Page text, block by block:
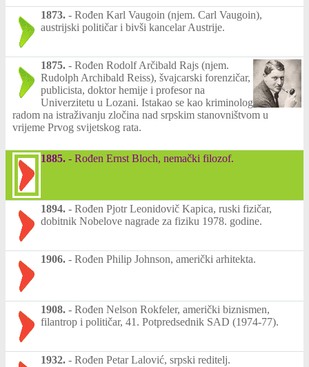
1873. - Rođen Karl Vaugoin (njem. Carl Vaugoin),
austrijski političar i bivši kancelar Austrije.
1875. - Rođen Rodolf Arčibald Rajs (njem.
Rudolph Archibald Reiss), švajcarski forenzičar,
publicista, doktor hemije i profesor na
Univerzitetu u Lozani. Istakao se kao kriminolog
radom na istraživanju zločina nad srpskim stanovništvom u
vrijeme Prvog svijetskog rata.
1885. - Rođen Ernst Bloch, nemački filozof.
1894. - Rođen Pjotr Leonidovič Kapica, ruski fizičar,
dobitnik Nobelove nagrade za fiziku 1978. godine.
1906. - Rođen Philip Johnson, američki arhitekta.
1908. - Rođen Nelson Rokfeler, američki biznismen,
filantrop i političar, 41. Potpredsednik SAD (1974-77).
1932. - Rođen Petar Lalović, srpski reditelj.